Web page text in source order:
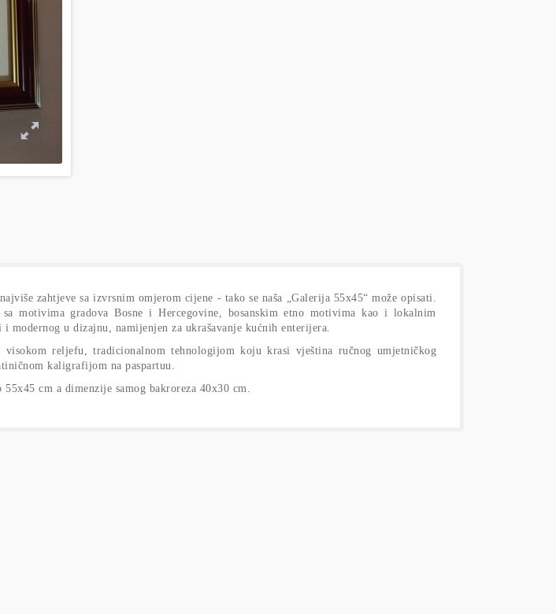
zahtjeve sa izvrsnim omjerom cijene - tako se naša „Galerija 55x45“ može opisati.
motivima gradova Bosne i Hercegovine, bosanskim etno motivima kao i lokalnim
u dizajnu, namijenjen za ukrašavanje kućnih enterijera.
reljefu, tradicionalnom tehnologijom koju krasi vještina ručnog umjetničkog
kaligrafijom na paspartuu.
cm a dimenzije samog bakroreza 40x30 cm.